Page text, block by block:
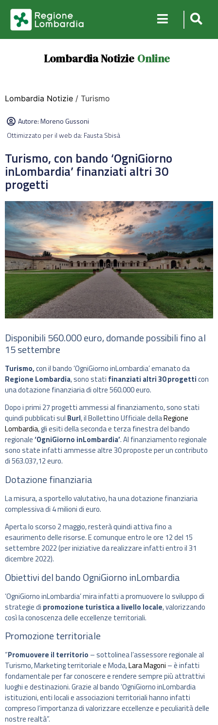
Lombardia Notizie Online
Lombardia Notizie / Turismo
Autore:Moreno Gussoni
Ottimizzato per il web da: Fausta Sbisà
Turismo, con bando ‘OgniGiorno
inLombardia’ finanziati altri 30
progetti
Disponibili 560.000 euro, domande possibili fino al
15 settembre
Turismo,con il bando ‘OgniGiorno inLombardia’ emanato da
Regione Lombardia, sono stati finanziati altri 30 progetticon
una dotazione finanziaria di oltre 560.000 euro.
Dopo i primi 27 progetti ammessi al finanziamento, sono stati
quindi pubblicati sul Burl, il Bollettino Ufficiale dellaRegione
Lombardia, gli esiti della seconda e terza finestra del bando
regionale‘OgniGiorno inLombardia’. Al finanziamento regionale
sono state infatti ammesse altre 30 proposte per un contributo
di 563.037,12 euro.
Dotazione finanziaria
La misura, a sportello valutativo, ha una dotazione finanziaria
complessiva di 4 milioni di euro.
Aperta lo scorso 2 maggio, resterà quindi attiva fino a
esaurimento delle risorse. E comunque entro le ore 12 del 15
settembre 2022 (per iniziative da realizzare infatti entro il 31
dicembre 2022).
Obiettivi del bando OgniGiorno inLombardia
‘OgniGiorno inLombardia’ mira infatti a promuovere lo sviluppo di
strategie di promozione turistica a livello locale, valorizzando
così la conoscenza delle eccellenze territoriali.
Promozione territoriale
“Promuovere il territorio – sottolinea l’assessore regionale al
Turismo, Marketing territoriale e Moda,Lara Magoni – è infatti
fondamentale per far conoscere e rendere sempre più attrattivi
luoghi e destinazioni. Grazie al bando ‘OgniGiorno inLombardia
istituzioni, enti locali e associazioni territoriali hanno infatti
compreso l’importanza di valorizzare eccellenze e peculiarità delle
nostre realtà”.